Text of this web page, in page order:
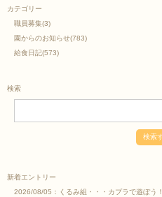
カテゴリー
職員募集(3)
園からのお知らせ(783)
給食日記(573)
検索
新着エントリー
2026/08/05： くるみ組・・・カプラで遊ぼう！